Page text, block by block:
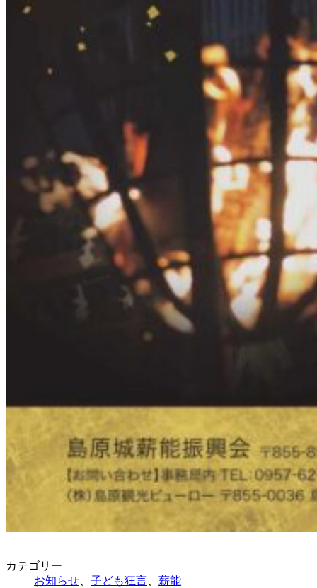
カテゴリー
お知らせ
子ども狂言 薪能